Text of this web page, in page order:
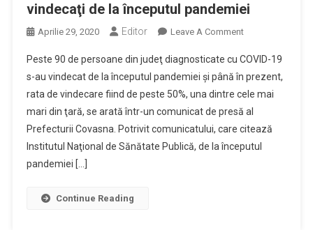
vindecaţi de la începutul pandemiei
Aprilie 29, 2020 Editor Leave A CommentOn
50%
Dintre
Pacienţii
COVID-
19,
Vindecaţi
Peste 90 de persoane din judeţ diagnosticate cu COVID-19
s-au vindecat de la începutul pandemiei şi până în prezent,
rata de vindecare fiind de peste 50%, una dintre cele mai
mari din ţară, se arată într-un comunicat de presă al
Prefecturii Covasna. Potrivit comunicatului, care citează
Institutul Naţional de Sănătate Publică, de la începutul
pandemiei […]
Continue Reading